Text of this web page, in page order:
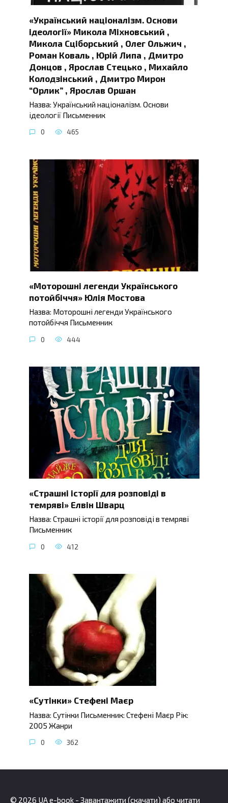
«Український націоналізм. Основи
ідеології» Микола Міхновський ,
Микола Сціборський , Олег Ольжич ,
Роман Коваль , Юрій Липа , Дмитро
Донцов , Ярослав Стецько , Михайло
Колодзінський , Дмитро Мирон
“Орлик” , Ярослав Оршан
Назва: Український націоналізм. Основи
ідеології Письменник
0 465
«Моторошні легенди Українського
потойбіччя» Юлія Мостова
Назва: Моторошні легенди Українського
потойбіччя Письменник
0 444
«Страшні історії для розповіді в
темряві» Елвін Шварц
Назва: Страшні історії для розповіді в темряві
Письменник
0 412
«Сутінки» Стефені Маєр
Назва: Сутінки Письменник: Стефені Маєр Рік:
2005 Жанри
0 362
© 2026 UA e-book - Завантажити (скачати) або читати